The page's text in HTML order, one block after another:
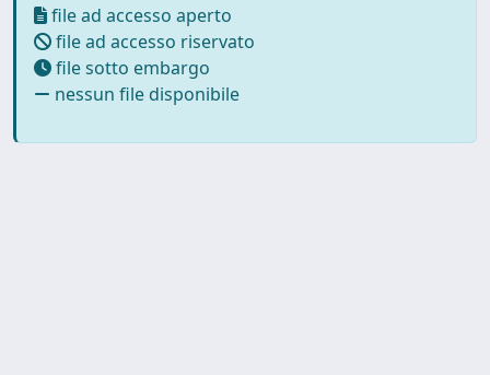
file ad accesso aperto
file ad accesso riservato
file sotto embargo
nessun file disponibile